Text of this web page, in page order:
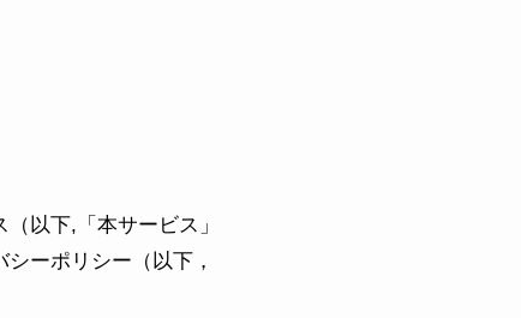
以下,「本サービス」
ーポリシー（以下，